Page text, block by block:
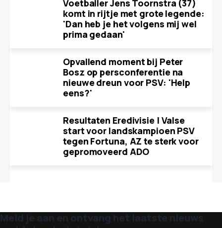
Voetballer Jens Toornstra (37)
komt in rijtje met grote legende:
'Dan heb je het volgens mij wel
prima gedaan'
Opvallend moment bij Peter
Bosz op persconferentie na
nieuwe dreun voor PSV: 'Help
eens?'
Resultaten Eredivisie | Valse
start voor landskampioen PSV
tegen Fortuna, AZ te sterk voor
gepromoveerd ADO
Meld je aan en ontvang het laatste nieuws